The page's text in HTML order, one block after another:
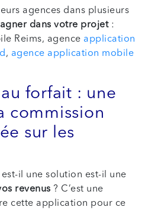
agences dans plusieurs
dans votre projet:
Reims, agence application
, agence application mobile
forfait : une
commission
sur les
il une solution est-il une
revenus ? C’est une
cette application pour ce